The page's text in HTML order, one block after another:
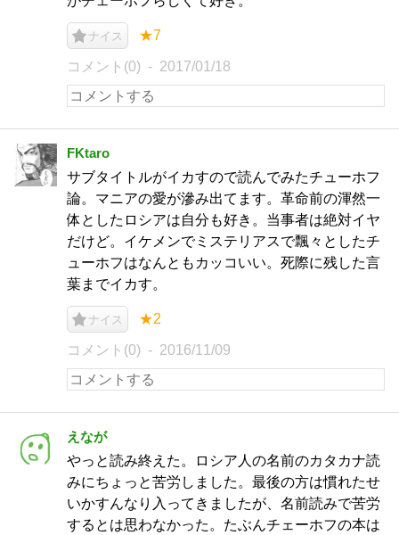
ナイス ★7
コメント(0) 2017/01/18
FKtaro
サブタイトルがイカすので読んでみたチューホフ
論。マニアの愛が滲み出てます。革命前の渾然一
体としたロシアは自分も好き。当事者は絶対イヤ
だけど。イケメンでミステリアスで飄々としたチ
ューホフはなんともカッコいい。死際に残した言
葉までイカす。
ナイス ★2
コメント(0) 2016/11/09
えなが
やっと読み終えた。ロシア人の名前のカタカナ読
みにちょっと苦労しました。最後の方は慣れたせ
いかすんなり入ってきましたが、名前読みで苦労
するとは思わなかった。たぶんチェーホフの本は